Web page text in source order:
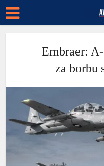
Embraer:
za borbu